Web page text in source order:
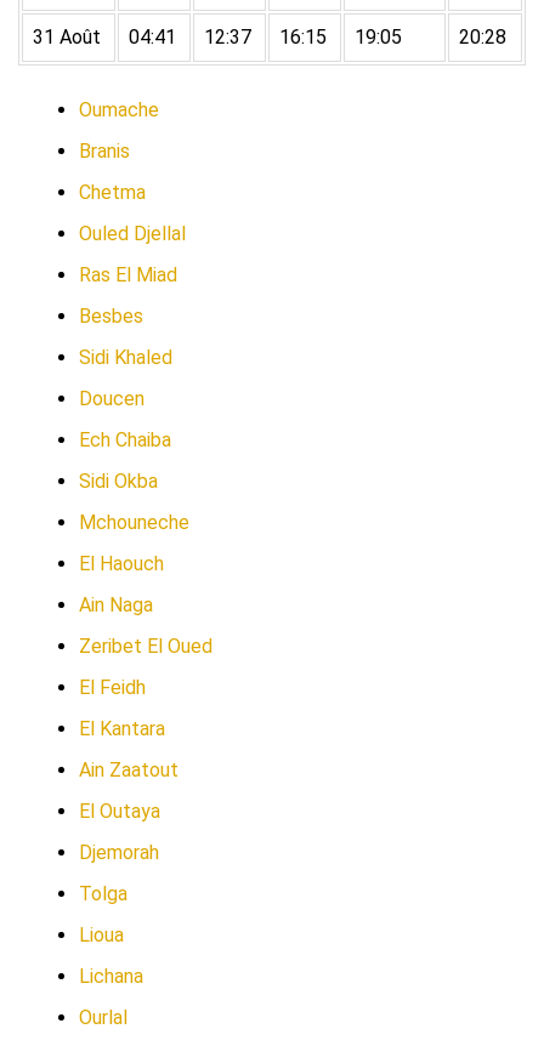
31 Août 04:41 12:37 16:15 19:05 20:28
Oumache
Branis
Chetma
Ouled Djellal
Ras El Miad
Besbes
Sidi Khaled
Doucen
Ech Chaiba
Sidi Okba
Mchouneche
El Haouch
Ain Naga
Zeribet El Oued
El Feidh
El Kantara
Ain Zaatout
El Outaya
Djemorah
Tolga
Lioua
Lichana
Ourlal